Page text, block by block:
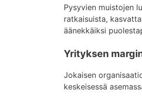
Pysyvien muistojen
ratkaisuista,
äänekkäiksi
Yrityksen
Jokaisen
keskeisessä